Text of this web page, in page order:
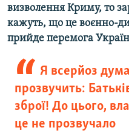
визволення Криму, то
кажуть, що це воєнно-
прийде перемога
Я всерйоз
прозвучить:
зброї! До цього,
це не прозвучало